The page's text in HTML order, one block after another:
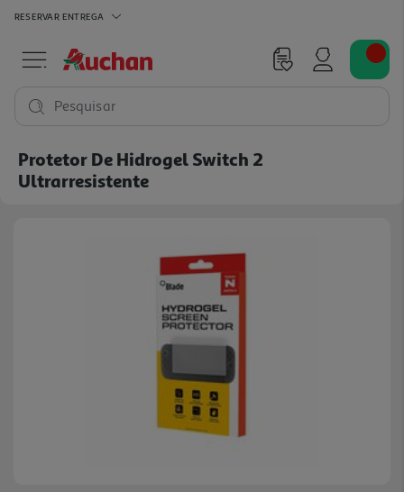
RESERVAR ENTREGA
Pesquisar
Protetor De Hidrogel Switch 2
Ultrarresistente